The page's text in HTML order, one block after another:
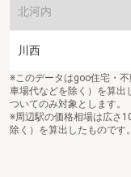
北河内
川西
※このデータはgoo住宅・
車場代などを除く）を算出
ついてのみ対象とします。
※周辺駅の価格相場は広さ
除く）を算出したものです。